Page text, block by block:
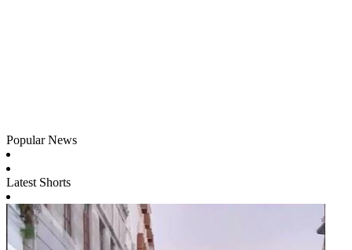
Popular News
Latest Shorts